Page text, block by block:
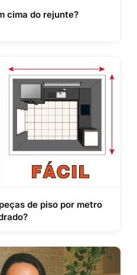
cima do rejunte?
de piso por metro